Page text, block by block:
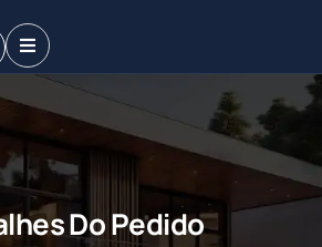
Do Pedido